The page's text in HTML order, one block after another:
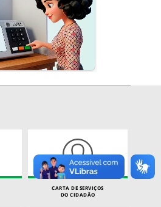
CARTA DE SERVIÇOS
DO CIDADÃO